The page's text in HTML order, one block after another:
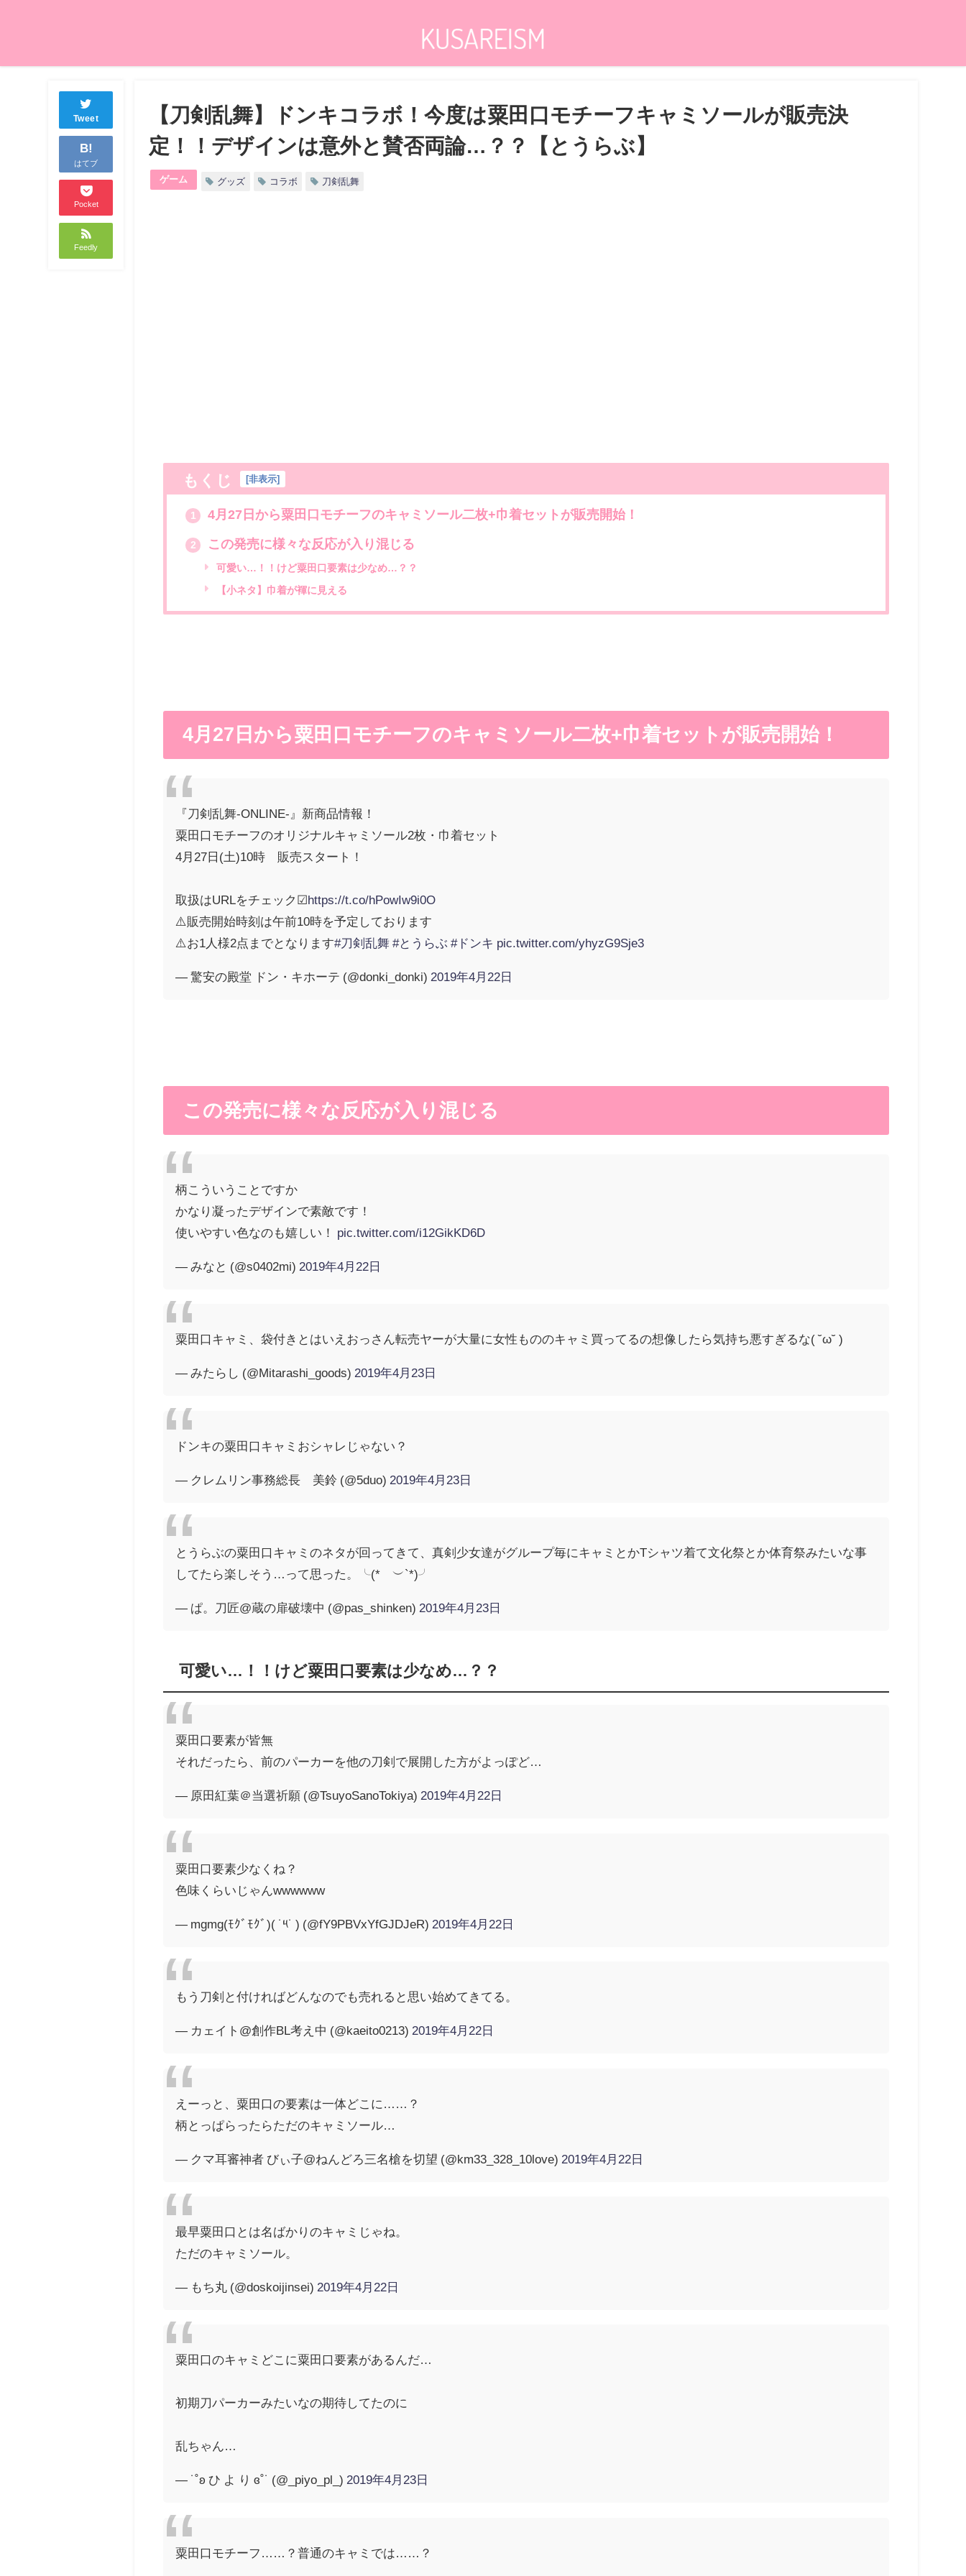
Tweet
B!
はてブ
Pocket
Feedly
【刀剣乱舞】ドンキコラボ！今度は粟田口モチーフキャミソールが販売決
定！！デザインは意外と賛否両論…？？【とうらぶ】
ゲーム グッズ コラボ 刀剣乱舞
もくじ [非表示]
1 4月27日から粟田口モチーフのキャミソール二枚+巾着セットが販売開始！
2 この発売に様々な反応が入り混じる
可愛い…！！けど粟田口要素は少なめ…？？
【小ネタ】巾着が褌に見える
4月27日から粟田口モチーフのキャミソール二枚+巾着セットが販売開始！
『刀剣乱舞-ONLINE-』新商品情報！
粟田口モチーフのオリジナルキャミソール2枚・巾着セット
4月27日(土)10時 販売スタート！
取扱はURLをチェック☑https://t.co/hPowIw9i0O
⚠️販売開始時刻は午前10時を予定しております
⚠️お1人様2点までとなります#刀剣乱舞 #とうらぶ #ドンキ pic.twitter.com/yhyzG9Sje3
— 驚安の殿堂 ドン・キホーテ (@donki_donki) 2019年4月22日
この発売に様々な反応が入り混じる
柄こういうことですか
かなり凝ったデザインで素敵です！
使いやすい色なのも嬉しい！ pic.twitter.com/i12GikKD6D
— みなと (@s0402mi) 2019年4月22日
粟田口キャミ、袋付きとはいえおっさん転売ヤーが大量に女性もののキャミ買ってるの想像したら気持ち悪すぎるな( ˘ω˘ )
— みたらし (@Mitarashi_goods) 2019年4月23日
ドンキの粟田口キャミおシャレじゃない？
— クレムリン事務総長 美鈴 (@5duo) 2019年4月23日
とうらぶの粟田口キャミのネタが回ってきて、真剣少女達がグループ毎にキャミとかTシャツ着て文化祭とか体育祭みたいな事
してたら楽しそう…って思った。╰(*´︶`*)╯
— ぱ。刀匠@蔵の扉破壊中 (@pas_shinken) 2019年4月23日
可愛い…！！けど粟田口要素は少なめ…？？
粟田口要素が皆無
それだったら、前のパーカーを他の刀剣で展開した方がよっぽど…
— 原田紅葉＠当選祈願 (@TsuyoSanoTokiya) 2019年4月22日
粟田口要素少なくね？
色味くらいじゃんwwwwww
— mgmg(ﾓｸﾞﾓｸﾞ)( ˙༥˙ ) (@fY9PBVxYfGJDJeR) 2019年4月22日
もう刀剣と付ければどんなのでも売れると思い始めてきてる。
— カェイト@創作BL考え中 (@kaeito0213) 2019年4月22日
えーっと、粟田口の要素は一体どこに……？
柄とっぱらったらただのキャミソール…
— クマ耳審神者 びぃ子@ねんどろ三名槍を切望 (@km33_328_10love) 2019年4月22日
最早粟田口とは名ばかりのキャミじゃね。
ただのキャミソール。
— もち丸 (@doskoijinsei) 2019年4月22日
粟田口のキャミどこに粟田口要素があるんだ…
初期刀パーカーみたいなの期待してたのに
乱ちゃん…
— ˙˚ʚ ひ よ り ɞ˚˙ (@_piyo_pl_) 2019年4月23日
粟田口モチーフ……？普通のキャミでは……？